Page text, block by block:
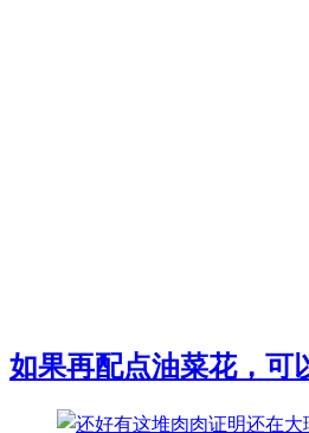
如果再配点油菜花，可